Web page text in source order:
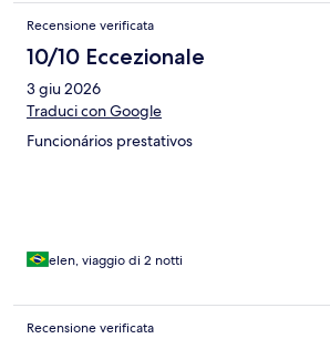
Recensione verificata
10/10 Eccezionale
3 giu 2026
Traduci con Google
Funcionários prestativos
elen, viaggio di 2 notti
Recensione verificata